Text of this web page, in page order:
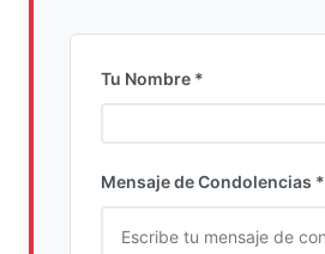
Tu Nombre *
Mensaje de Condolencias *